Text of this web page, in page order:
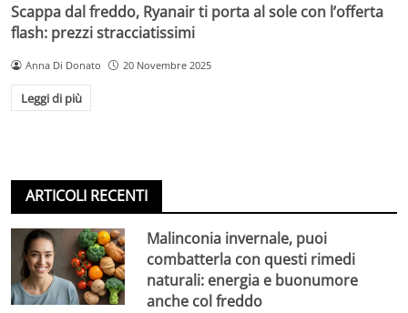
Scappa dal freddo, Ryanair ti porta al sole con l’offerta
flash: prezzi stracciatissimi
Anna Di Donato 20 Novembre 2025
Leggi di più
ARTICOLI RECENTI
Malinconia invernale, puoi
combatterla con questi rimedi
naturali: energia e buonumore
anche col freddo